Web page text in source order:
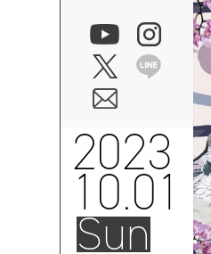
2023
10.01
Sun